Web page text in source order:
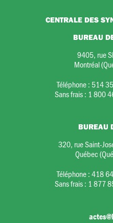
CENTRALE DES
BUREAU
9405, rue
Montréal
Téléphone : 514
Sans frais : 1 800
BUREAU
320, rue Saint-
Québec
Téléphone :418
Sans frais : 1 877